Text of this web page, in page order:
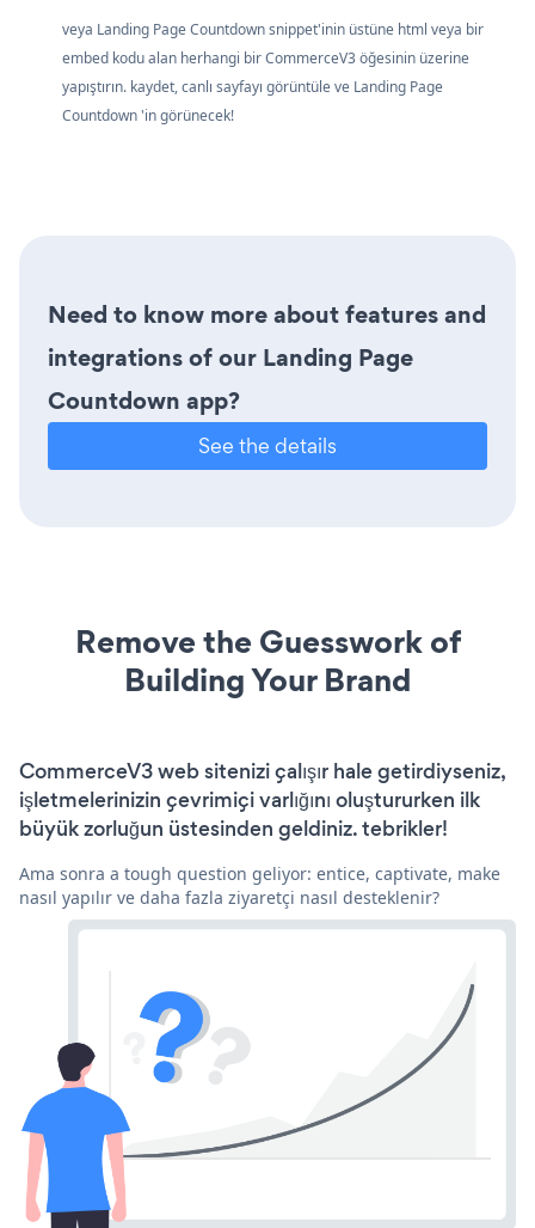
veya Landing Page Countdown snippet'inin üstüne html veya bir
embed kodu alan herhangi bir CommerceV3 öğesinin üzerine
yapıştırın. kaydet, canlı sayfayı görüntüle ve Landing Page
Countdown 'in görünecek!
Need to know more about features and
integrations of our Landing Page
Countdown app?
See the details
Remove the Guesswork of
Building Your Brand
CommerceV3 web sitenizi çalışır hale getirdiyseniz,
işletmelerinizin çevrimiçi varlığını oluştururken ilk
büyük zorluğun üstesinden geldiniz. tebrikler!
Ama sonra a tough question geliyor: entice, captivate, make
nasıl yapılır ve daha fazla ziyaretçi nasıl desteklenir?